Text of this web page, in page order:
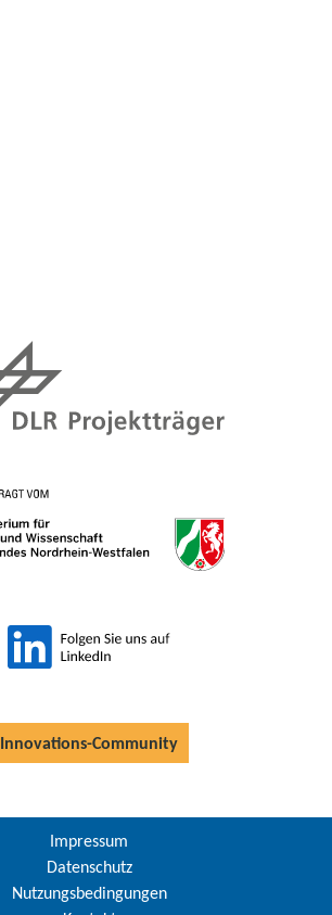
Innovations-Community
Impressum
Datenschutz
Nutzungsbedingungen